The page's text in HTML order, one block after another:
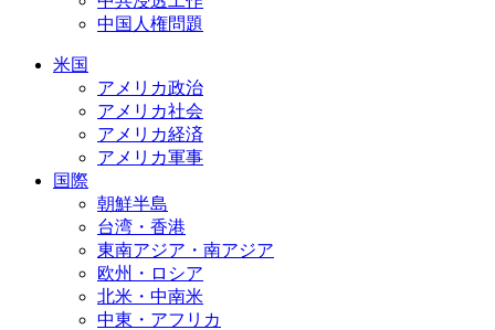
中国人権問題
米国
アメリカ政治
アメリカ社会
アメリカ経済
アメリカ軍事
国際
朝鮮半島
台湾・香港
東南アジア・南アジア
欧州・ロシア
北米・中南米
中東・アフリカ